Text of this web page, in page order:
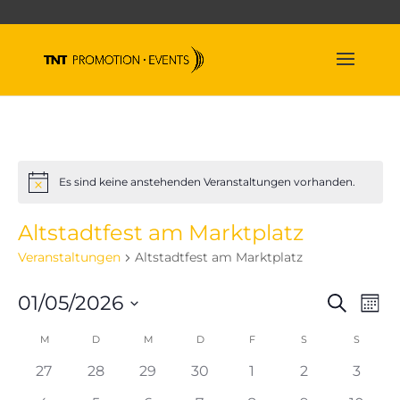
HinweisEs sind keine anstehenden Veranstaltungen vorhanden.
Altstadtfest am Marktplatz
Veranstaltungen Altstadtfest am Marktplatz
und
Suche
01/05/2026
wählen.
Kalender
von
M MONTAGDDIENSTAG
M MITTWOCH
DDONNERSTAG
FFREITAG S SAMSTAGS
0
27
0
28
0
29
0
30
01
0
2
0
3